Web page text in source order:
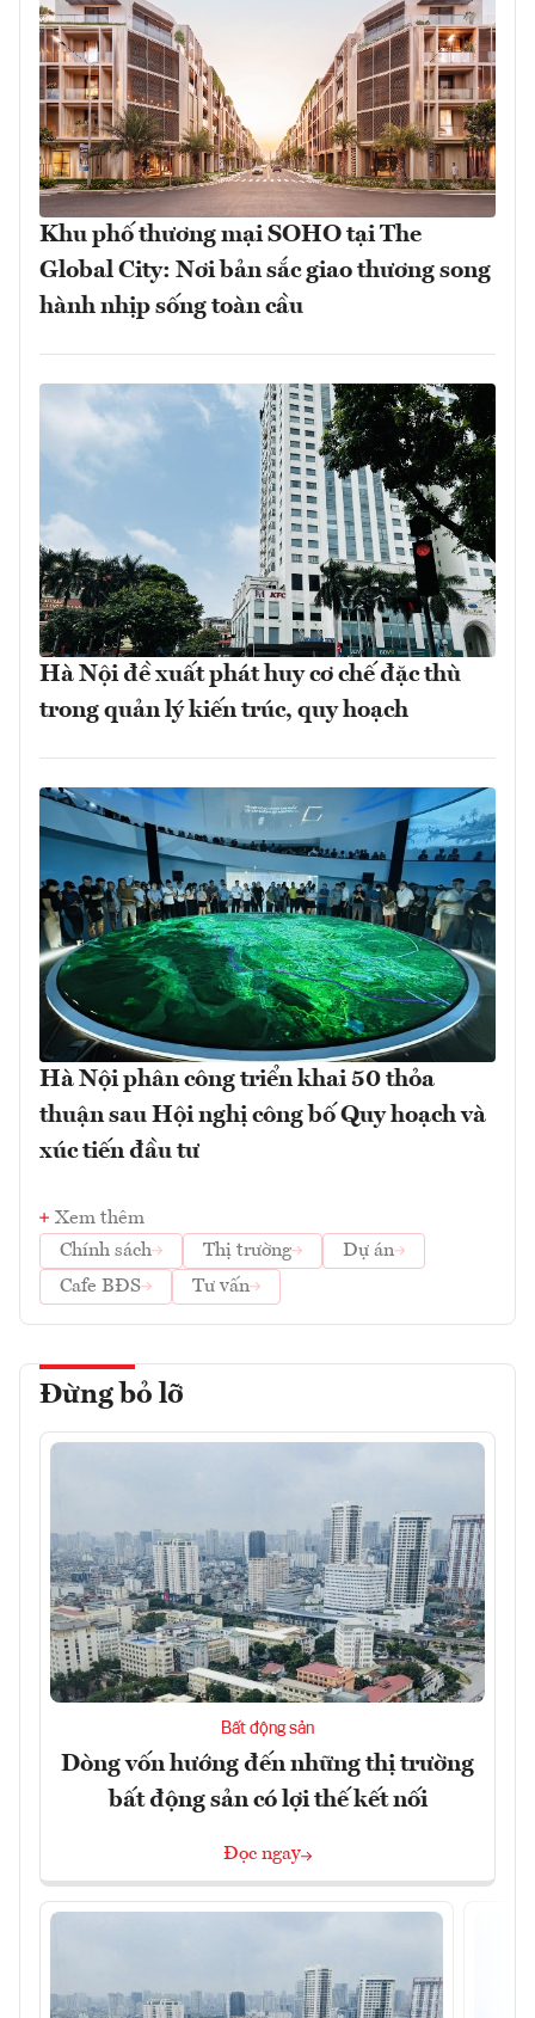
Khu phố thương mại SOHO tại The
Global City: Nơi bản sắc giao thương song
hành nhịp sống toàn cầu
Hà Nội đề xuất phát huy cơ chế đặc thù
trong quản lý kiến trúc, quy hoạch
Hà Nội phân công triển khai 50 thỏa
thuận sau Hội nghị công bố Quy hoạch và
xúc tiến đầu tư
Xem thêm
Chính sách
Thị trường
Dự án
Cafe BĐS
Tư vấn
Đừng bỏ lỡ
Bất động sản
Dòng vốn hướng đến những thị trường
bất động sản có lợi thế kết nối
Đọc ngay